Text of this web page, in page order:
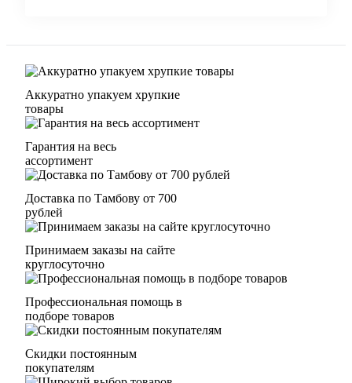
Аккуратно упакуем хрупкие
товары
Гарантия на весь
ассортимент
Доставка по Тамбову от 700
рублей
Принимаем заказы на сайте
круглосуточно
Профессиональная помощь в
подборе товаров
Скидки постоянным
покупателям